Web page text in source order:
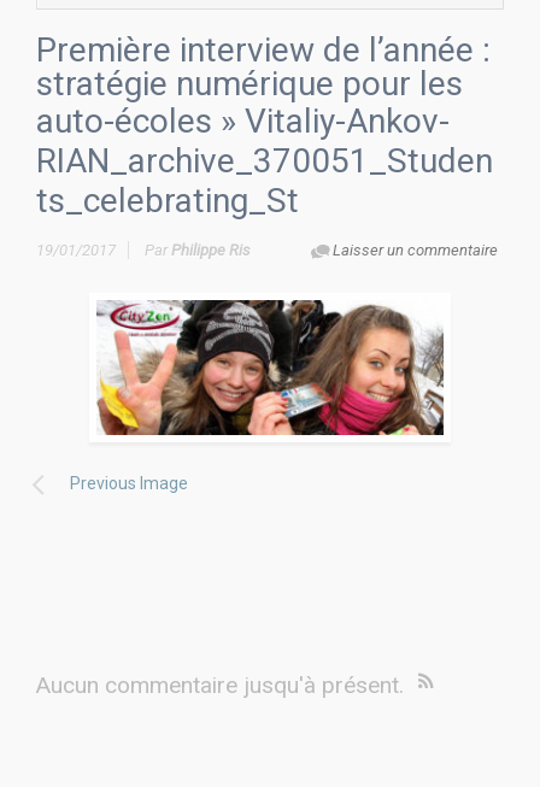
Première interview de l’année :
stratégie numérique pour les
auto-écoles » Vitaliy-Ankov-
RIAN_archive_370051_Studen
ts_celebrating_St
19/01/2017 Laisser un commentaire
ParPhilippe Ris
Previous Image
Aucun commentaire jusqu'à présent.